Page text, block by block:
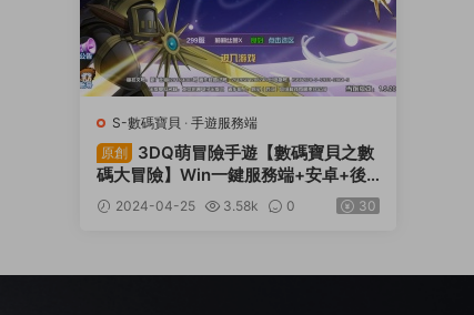
S-數碼寶貝 · 手遊服務端
原創
3DQ萌冒險手遊【數碼寶貝之數
碼大冒險】Win一鍵服務端+安卓+後
台+CDK授權後台+視頻架設教程
2024-04-25 3.58k 0 30